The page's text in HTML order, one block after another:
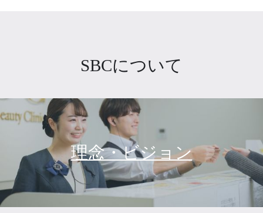
SBCについて
理念・ビジョン